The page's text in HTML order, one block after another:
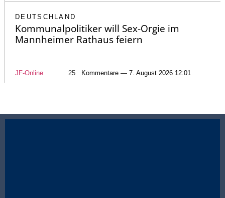
DEUTSCHLAND
Kommunalpolitiker will Sex-Orgie im
Mannheimer Rathaus feiern
JF-Online 25 Kommentare — 7. August 2026 12:01